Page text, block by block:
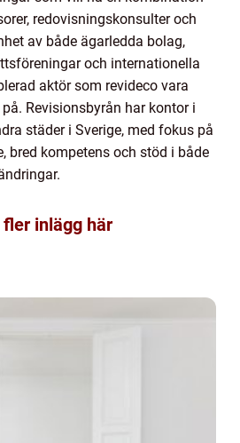
redovisningskonsulter och
av både ägarledda bolag,
och internationella
aktör som revideco vara
Revisionsbyrån har kontor i
städer i Sverige, med fokus på
bred kompetens och stöd i både
fler inlägg här